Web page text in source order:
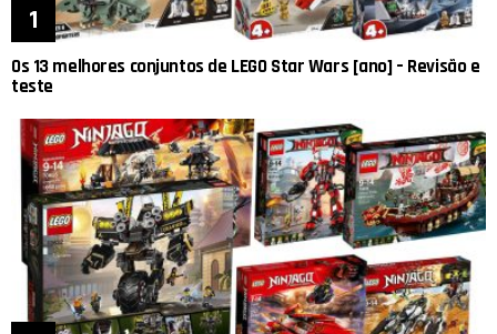
Os 13 melhores conjuntos de LEGO Star Wars [ano] – Revisão e
teste